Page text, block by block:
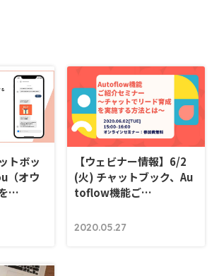
トボッ
（オウ
…
【ウェビナー情報】6/2
(火) チャットブック、Au
toflow機能ご…
2020.05.27